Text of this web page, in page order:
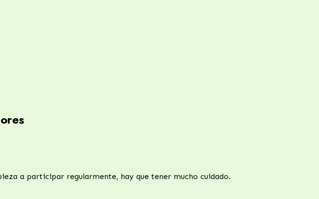
a participar regularmente, hay que tener mucho cuidado.